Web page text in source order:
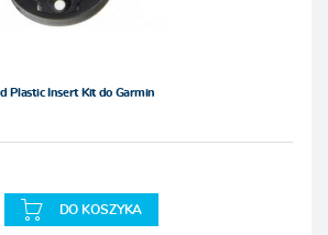
Plastic Insert Kit do Garmin
DO KOSZYKA